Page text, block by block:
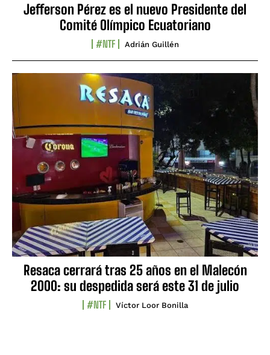
Jefferson Pérez es el nuevo Presidente del
Comité Olímpico Ecuatoriano
#NTF Adrián Guillén
Resaca cerrará tras 25 años en el Malecón
2000: su despedida será este 31 de julio
#NTF Víctor Loor Bonilla